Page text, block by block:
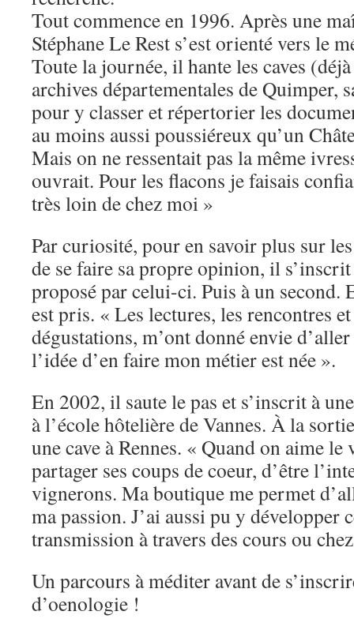
Tout commence en 1996. Après une
Stéphane Le Rest s’est orienté vers le
Toute la journée, il hante les caves
archives départementales de Quimper,
pour y classer et répertorier les
au moins aussi poussiéreux qu’un
Mais on ne ressentait pas la même
ouvrait. Pour les flacons je faisais
très loin de chez moi »
Par curiosité, pour en savoir plus sur
de se faire sa propre opinion, il
proposé par celui-ci. Puis à un
est pris. « Les lectures, les rencontres
dégustations, m’ont donné envie
l’idée d’en faire mon métier est née ».
En 2002, il saute le pas et s’inscrit à
à l’école hôtelière de Vannes. À la
une cave à Rennes. « Quand on aime
partager ses coups de coeur, d’être
vignerons. Ma boutique me permet
ma passion. J’ai aussi pu y développer
transmission à travers des cours ou
Un parcours à méditer avant de
d’oenologie !